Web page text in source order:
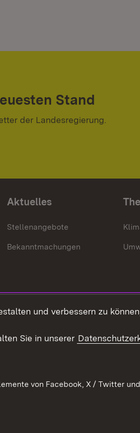
Stand
der Landesregierung.
Aktuelles
Stellenangebote
Bekanntmachungen
und verbessern zu
Sie in unserer
von Facebook, X / Twitter